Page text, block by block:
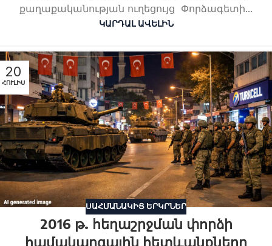
քաղաքականության ուղեցույց Փորձագետի...
ԿԱՐԴԱԼ ԱՎԵԼԻՆ
20
ՀՈՒԼԻՍ
ՍԱՀՄԱՆԱԿԻՑ ԵՐԿՐՆԵՐ
2016 թ. հեղաշրջման փորձի
համակարգային հետևանքները